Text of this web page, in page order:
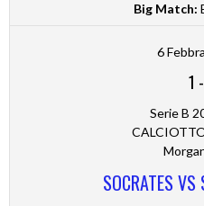
Big Match:
6
1 -
Serie B
SOCRATES VS